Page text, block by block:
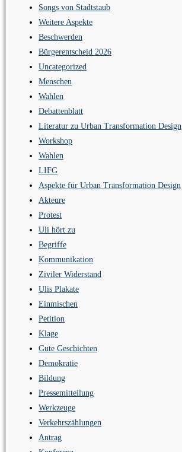
Songs von Stadtstaub
Weitere Aspekte
Beschwerden
Bürgerentscheid 2026
Uncategorized
Menschen
Wahlen
Debattenblatt
Literatur zu Urban Transformation Design
Workshop
Wahlen
LIFG
Aspekte für Urban Transformation Design
Akteure
Protest
Uli hört zu
Begriffe
Kommunikation
Ziviler Widerstand
Ulis Plakate
Einmischen
Petition
Klage
Gute Geschichten
Demokratie
Bildung
Pressemitteilung
Werkzeuge
Verkehrszählungen
Antrag